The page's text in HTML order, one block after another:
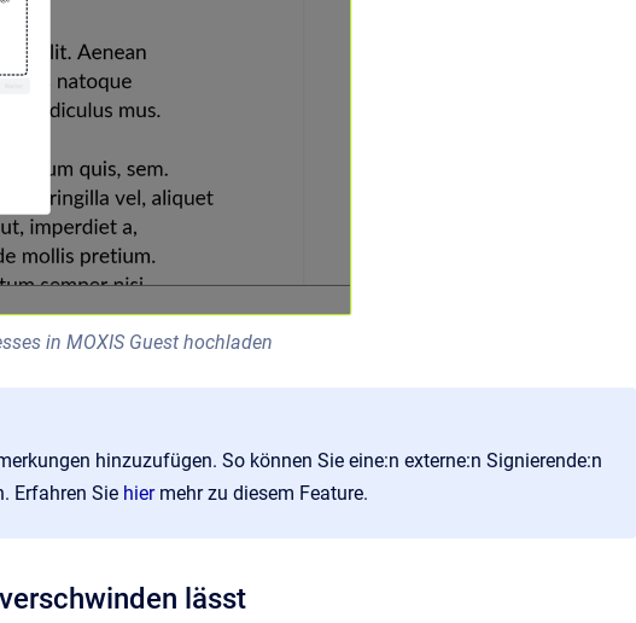
in MOXIS Guest hochladen
hinzuzufügen. So können Sie eine:n externe:n Signierende:n
Erfahren Sie hiermehr zu diesem Feature.
lässt